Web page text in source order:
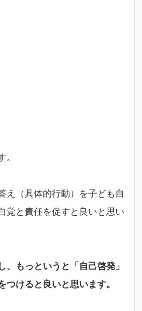
。
え（具体的行動）を子ども自
覚と責任を促すと良いと思い
、もっというと「自己啓発」
つけると良いと思います。